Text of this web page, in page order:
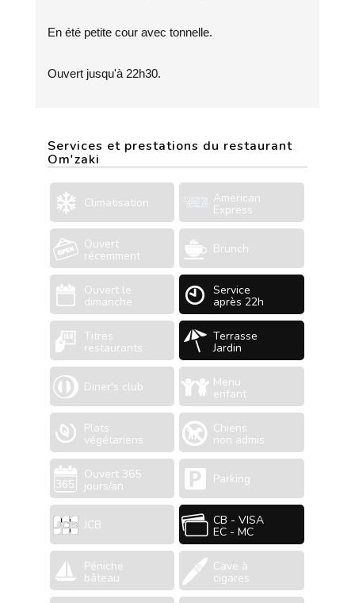
En été petite cour avec tonnelle.
Ouvert jusqu'à 22h30.
Services et prestations du restaurant
Om'zaki
Climatisation American
Express
Ouvert
récemment Brunch
Ouvert le
dimanche
Service
après 22h
Titres
restaurants
Terrasse
Jardin
Diner's club Menu
enfant
Plats
végétariens
Chiens
non admis
Ouvert 365
jours/an Parking
JCB CB - VISA
EC - MC
Péniche
bâteau
Cave à
cigares